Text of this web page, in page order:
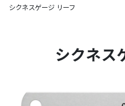
シクネスゲージ リーフ
シクネス